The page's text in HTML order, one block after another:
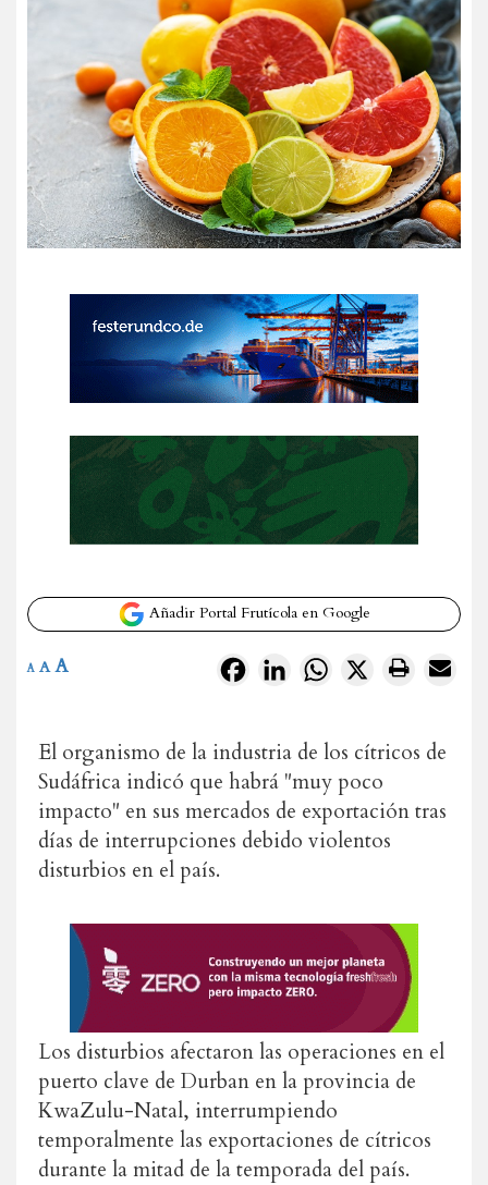
Añadir Portal Frutícola en Google
FacebookLinkedInWhatsApp
X
A A A
El organismo de la industria de los cítricos de
Sudáfrica indicó que habrá "muy poco
impacto" en sus mercados de exportación tras
días de interrupciones debido violentos
disturbios en el país.
Los disturbios afectaron las operaciones en el
puerto clave de Durban en la provincia de
KwaZulu-Natal, interrumpiendo
temporalmente las exportaciones de cítricos
durante la mitad de la temporada del país.